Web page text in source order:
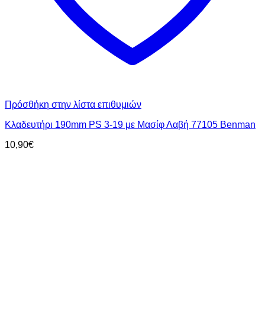
Πρόσθήκη στην λίστα επιθυμιών
Κλαδευτήρι 190mm PS 3-19 με Μασίφ Λαβή 77105 Benman
10,90€